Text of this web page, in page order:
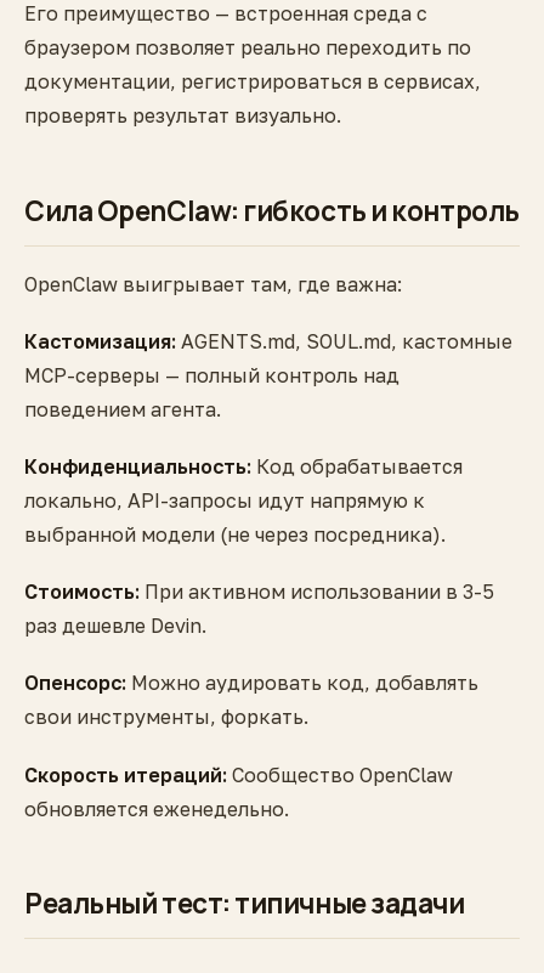
Его преимущество — встроенная среда с
браузером позволяет реально переходить по
документации, регистрироваться в сервисах,
проверять результат визуально.
Сила OpenClaw: гибкость и контроль
OpenClaw выигрывает там, где важна:
Кастомизация: AGENTS.md, SOUL.md, кастомные
MCP-серверы — полный контроль над
поведением агента.
Конфиденциальность: Код обрабатывается
локально, API-запросы идут напрямую к
выбранной модели (не через посредника).
Стоимость: При активном использовании в 3-5
раз дешевле Devin.
Опенсорс: Можно аудировать код, добавлять
свои инструменты, форкать.
Скорость итераций: Сообщество OpenClaw
обновляется еженедельно.
Реальный тест: типичные задачи